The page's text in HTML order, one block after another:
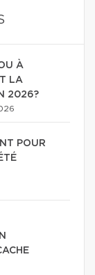
À
LA
2026?
POUR